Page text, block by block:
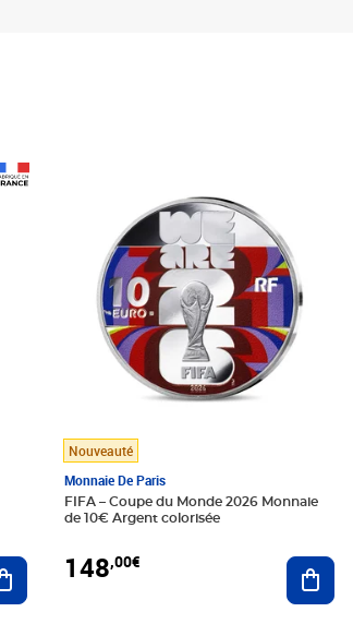
Ajouter au panier
Nouveauté
Monnaie De Paris
FIFA – Coupe du Monde 2026 Monnaie
de 10€ Argent colorisée
148,00€